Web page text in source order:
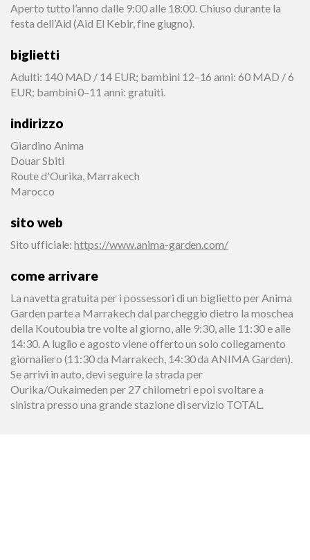
Aperto tutto l’anno dalle 9:00 alle 18:00. Chiuso durante la
festa dell’Aid (Aid El Kebir, fine giugno).
biglietti
Adulti: 140 MAD / 14 EUR; bambini 12–16 anni: 60 MAD / 6
EUR; bambini 0–11 anni: gratuiti.
indirizzo
Giardino Anima
Douar Sbiti
Route d'Ourika, Marrakech
Marocco
sito web
Sito ufficiale:https://www.anima-garden.com/
come arrivare
La navetta gratuita per i possessori di un biglietto per Anima
Garden parte a Marrakech dal parcheggio dietro la moschea
della Koutoubia tre volte al giorno, alle 9:30, alle 11:30 e alle
14:30. A luglio e agosto viene offerto un solo collegamento
giornaliero (11:30 da Marrakech, 14:30 da ANIMA Garden).
Se arrivi in auto, devi seguire la strada per
Ourika/Oukaimeden per 27 chilometri e poi svoltare a
sinistra presso una grande stazione di servizio TOTAL.